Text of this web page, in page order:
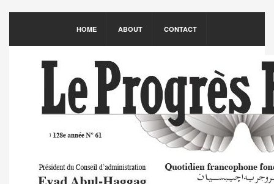
HOME ABOUT CONTACT